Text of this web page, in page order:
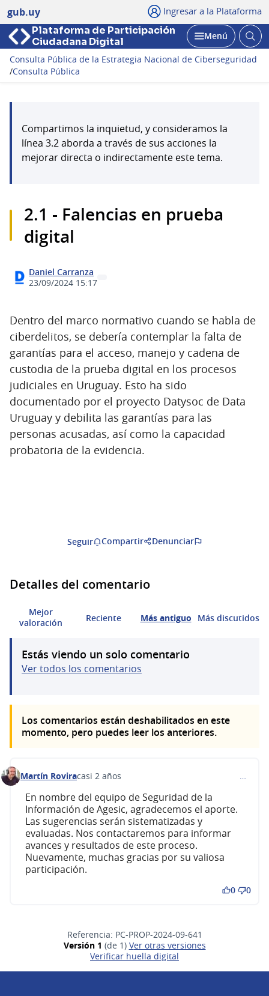
gub.uy Ingresar a la Plataforma
Plataforma de Participación
Ciudadana Digital
Abrir
Menú
Consulta Pública de la Estrategia Nacional de Ciberseguridad
/Consulta Pública
Compartimos la inquietud, y consideramos la
línea 3.2 aborda a través de sus acciones la
mejorar directa o indirectamente este tema.
2.1 - Falencias en prueba
digital
Daniel Carranza
23/09/2024 15:17
Dentro del marco normativo cuando se habla de
ciberdelitos, se debería contemplar la falta de
garantías para el acceso, manejo y cadena de
custodia de la prueba digital en los procesos
judiciales en Uruguay. Esto ha sido
documentado por el proyecto Datysoc de Data
Uruguay y debilita las garantías para las
personas acusadas, así como la capacidad
probatoria de la evidencia.
Seguir Compartir Denunciar
Detalles del comentario
Mejor
valoración
Reciente Más antiguo Más discutidos
Estás viendo un solo comentario
Ver todos los comentarios
Los comentarios están deshabilitados en este
momento, pero puedes leer los anteriores.
Comentario 477
Martín Roviracasi 2 años
En nombre del equipo de Seguridad de la
Información de Agesic, agradecemos el aporte.
Las sugerencias serán sistematizadas y
evaluadas. Nos contactaremos para informar
avances y resultados de este proceso.
Nuevamente, muchas gracias por su valiosa
participación.
0 0
Referencia: PC-PROP-2024-09-641
Versión 1 (de 1)
ver otras versiones
Verificar huella digital